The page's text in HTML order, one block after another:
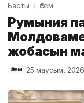
Басты Әлем
Румыния
жобасын
Әлем 25 маусым, 2026